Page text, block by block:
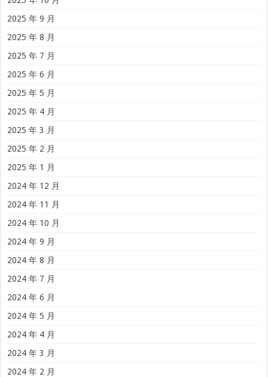
2025 年 9 月
2025 年 8 月
2025 年 7 月
2025 年 6 月
2025 年 5 月
2025 年 4 月
2025 年 3 月
2025 年 2 月
2025 年 1 月
2024 年 12 月
2024 年 11 月
2024 年 10 月
2024 年 9 月
2024 年 8 月
2024 年 7 月
2024 年 6 月
2024 年 5 月
2024 年 4 月
2024 年 3 月
2024 年 2 月